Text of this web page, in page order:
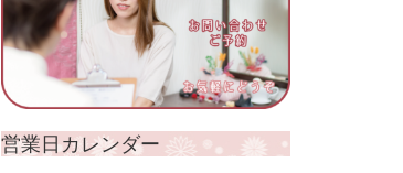
営業日カレンダー